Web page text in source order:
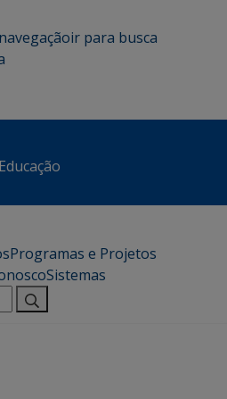
ir para busca
Programas e Projetos
Sistemas